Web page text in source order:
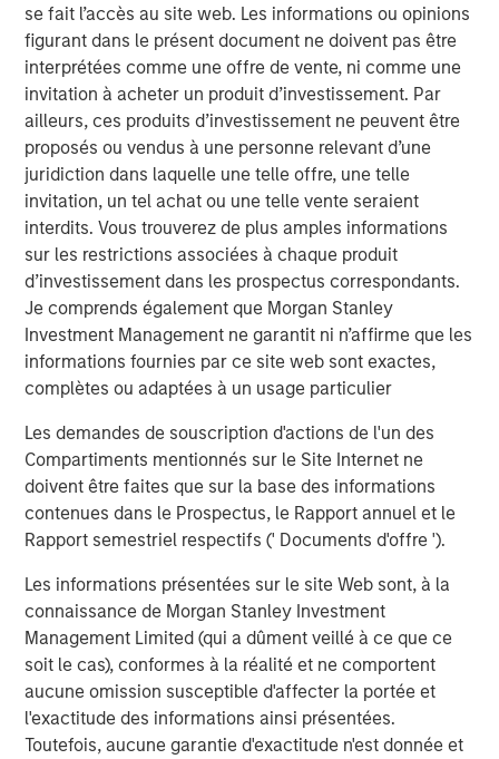
se fait l’accès au site web. Les informations ou opinions
figurant dans le présent document ne doivent pas être
interprétées comme une offre de vente, ni comme une
invitation à acheter un produit d’investissement. Par
ailleurs, ces produits d’investissement ne peuvent être
proposés ou vendus à une personne relevant d’une
juridiction dans laquelle une telle offre, une telle
invitation, un tel achat ou une telle vente seraient
interdits. Vous trouverez de plus amples informations
sur les restrictions associées à chaque produit
d’investissement dans les prospectus correspondants.
Je comprends également que Morgan Stanley
Investment Management ne garantit ni n’affirme que les
informations fournies par ce site web sont exactes,
complètes ou adaptées à un usage particulier
Les demandes de souscription d'actions de l'un des
Compartiments mentionnés sur le Site Internet ne
doivent être faites que sur la base des informations
contenues dans le Prospectus, le Rapport annuel et le
Rapport semestriel respectifs (' Documents d'offre ').
Les informations présentées sur le site Web sont, à la
connaissance de Morgan Stanley Investment
Management Limited (qui a dûment veillé à ce que ce
soit le cas), conformes à la réalité et ne comportent
aucune omission susceptible d'affecter la portée et
l'exactitude des informations ainsi présentées.
Toutefois, aucune garantie d'exactitude n'est donnée et
Reasons for Scepticism
Several factors suggest that AI’s long-term energy
footprint may not grow as explosively as some expect.
1. Smarter, leaner AI models
Recent breakthroughs emerging from China have
demonstrated that some AI systems can achieve about
90% of the performance of large proprietary models at
roughly one-tenth the cost — and therefore with far less
energy. This is partly driven by their use of open source
and On-device AI. On-device AI refers to running artificial
intelligence processes directly on an end-user's device,
such as a smartphone, rather than in the cloud. In the
West, leading AI companies are building their models in
separate cloud platforms. These walled gardens
transmit data between edge devices and data centres. In
contrast, On-device AI processes data locally, eliminating
the need for data transmission and therefore excess
energy consumption.
the economics of these models may become hard to
argue against for the majority of users, especially those
outside the US.
2. Declining marginal energy needs
Training a new AI model is energy-intensive, often
requiring months of computation. It’s the six months